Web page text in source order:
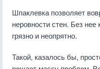
Шпаклевка позволяет
неровности стен. Без
грязно и неопрятно.
Такой, казалось бы,